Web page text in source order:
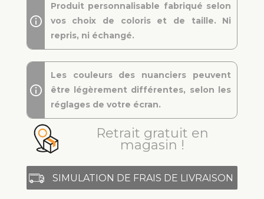
Produit personnalisable fabriqué selon
vos choix de coloris et de taille. Ni
repris, ni échangé.
Les couleurs des nuanciers peuvent
être légèrement différentes, selon les
réglages de votre écran.
Retrait gratuit en
magasin !
SIMULATION DE FRAIS DE LIVRAISON